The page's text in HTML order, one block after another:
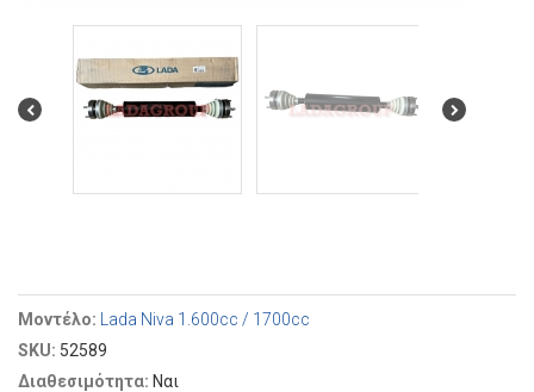
Μοντέλο:
Lada Niva 1.600cc / 1700cc
SKU: 52589
Διαθεσιμότητα: Ναι